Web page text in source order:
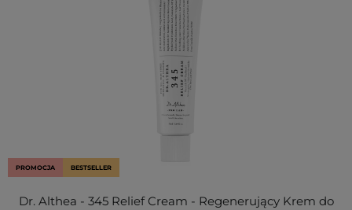
PROMOCJA BESTSELLER
Dr. Althea - 345 Relief Cream - Regenerujący Krem do